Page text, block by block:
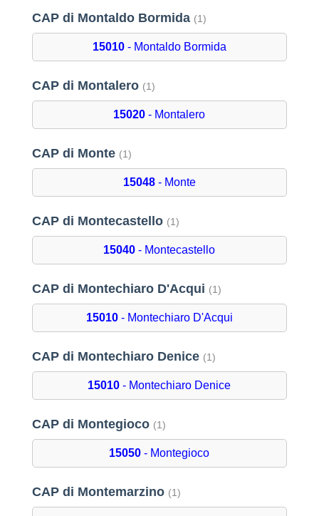
CAP di Montaldo Bormida (1)
15010- Montaldo Bormida
CAP di Montalero (1)
15020 - Montalero
CAP di Monte (1)
15048- Monte
CAP di Montecastello (1)
15040 - Montecastello
CAP di Montechiaro D'Acqui (1)
15010- Montechiaro D'Acqui
CAP di Montechiaro Denice (1)
15010 - Montechiaro Denice
CAP di Montegioco (1)
15050 - Montegioco
CAP di Montemarzino (1)